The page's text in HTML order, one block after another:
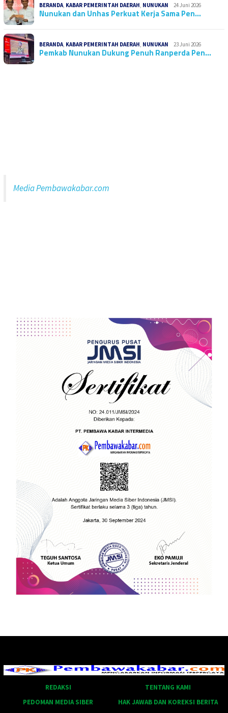
BERANDA KABAR PEMERINTAH DAERAH NUNUKAN 24 Juni 2026
Nunukan dan Unhas Perkuat Kerja Sama Pen…
BERANDA KABAR PEMERINTAH DAERAH NUNUKAN 23 Juni 2026
Pemkab Nunukan Dukung Penuh Ranperda Pen…
Media Pembawakabar.com
REDAKSI
TENTANG KAMI
PEDOMAN MEDIA SIBER
HAK JAWAB DAN KOREKSI BERITA